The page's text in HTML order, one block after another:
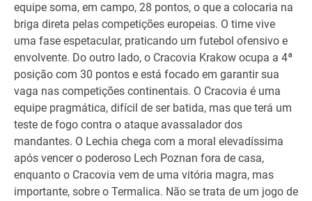
equipe soma, em campo, 28 pontos, o que a colocaria na
briga direta pelas competições europeias. O time vive
uma fase espetacular, praticando um futebol ofensivo e
envolvente. Do outro lado, o Cracovia Krakow ocupa a 4ª
posição com 30 pontos e está focado em garantir sua
vaga nas competições continentais. O Cracovia é uma
equipe pragmática, difícil de ser batida, mas que terá um
teste de fogo contra o ataque avassalador dos
mandantes. O Lechia chega com a moral elevadíssima
após vencer o poderoso Lech Poznan fora de casa,
enquanto o Cracovia vem de uma vitória magra, mas
importante, sobre o Termalica. Não se trata de um jogo de